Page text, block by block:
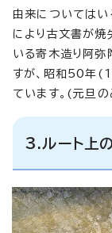
由来についてはい
により古文書が焼
いる寄木造り阿
すが、昭和50年
ています。(元旦
3.ルート上